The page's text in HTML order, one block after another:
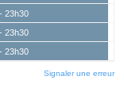
23h30
23h30
23h30
Signaler une erreur